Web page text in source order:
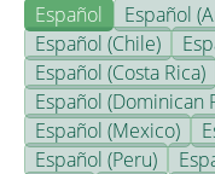
Español
Español
Español (Chile)
Español (Costa Rica)
Español (Dominican
Español (Mexico)
Español (Peru)